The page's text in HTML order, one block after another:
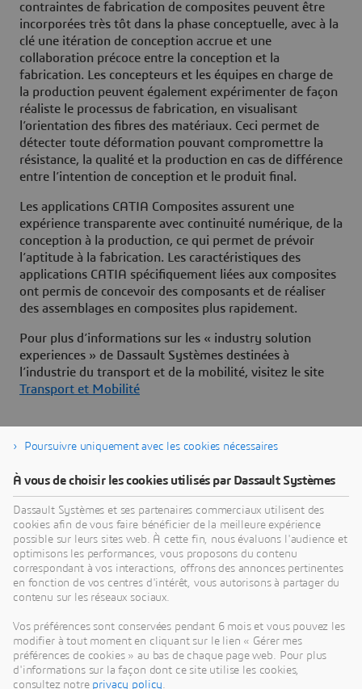
contraintes de fabrication de composites peuvent être
incorporées très tôt dans la phase conceptuelle, avec à la
clé une itération de conception accrue et une
collaboration précoce entre la conception et la
fabrication. Les concepteurs et les équipes en charge de
la production peuvent également expérimenter de façon
réaliste le processus de fabrication, en visualisant
l’orientation des fibres des matériaux. Ceci permet de
détecter toute déformation pouvant compromettre la
résistance, la qualité et la production en cas de différence
entre l’intention de conception et le produit final.
Les applications CATIA Composites assurent une
expérience transparente avec continuité numérique, de la
conception à la production, ce qui permet de prévoir
l’aptitude à la fabrication. Les caractéristiques des
applications CATIA spécifiquement liées aux composites
ont permis de concevoir des composants et de réaliser
des assemblages en composites plus rapidement.
Pour plus d’informations sur les « industry solution
experiences » de Dassault Systèmes destinées à
l’industrie du transport et de la mobilité, visitez le site
Transport et Mobilité
À propos de Dassault Systèmes
Dassault Systèmes est un accélérateur de progrès
humain. Depuis 1981, l'entreprise est pionnière
dans la création de mondes virtuels pour améliorer
la vie réelle des consommateurs, des patients et
des citoyens. Grâce à la plateforme
3DEXPERIENCE, ses jumeaux virtuels augmentés
par l'IA et ancrés dans la science aident 390 000
entreprises, de toutes tailles et de tous secteurs, à
collaborer, imaginer et créer des innovations
durables à fort impact. Pour plus d'informations,
Poursuivre uniquement avec les cookies nécessaires
À vous de choisir les cookies utilisés par Dassault Systèmes
Dassault Systèmes et ses partenaires commerciaux utilisent des
cookies afin de vous faire bénéficier de la meilleure expérience
possible sur leurs sites web. À cette fin, nous évaluons l'audience et
optimisons les performances, vous proposons du contenu
correspondant à vos interactions, offrons des annonces pertinentes
en fonction de vos centres d'intérêt, vous autorisons à partager du
contenu sur les réseaux sociaux.
Vos préférences sont conservées pendant 6 mois et vous pouvez les
modifier à tout moment en cliquant sur le lien « Gérer mes
préférences de cookies » au bas de chaque page web. Pour plus
d'informations sur la façon dont ce site utilise les cookies,
consultez notre privacy policy.